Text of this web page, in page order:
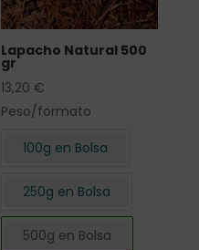
Lapacho Natural 500
gr
13,20 €
Peso/formato
100g en Bolsa
250g en Bolsa
500g en Bolsa